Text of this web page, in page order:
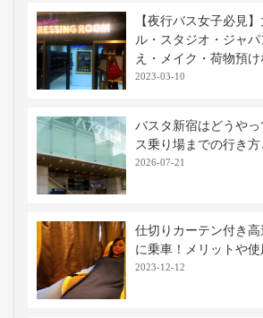
【夜行バス女子必見
ル・スタジオ・ジャ
え・メイク・荷物預け
2023-03-10
バスタ新宿はどうや
ス乗り場までの行き
2026-07-21
仕切りカーテン付き
に乗車！メリットや
2023-12-12